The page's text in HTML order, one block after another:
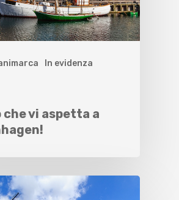
In evidenza
che vi aspetta a